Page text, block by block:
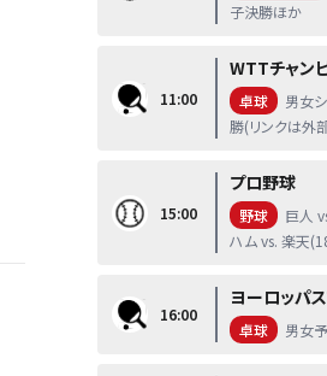
子決勝ほか
11:00
WTTチャン
卓球
男女
勝(リンクは外
15:00
プロ野球
野球
巨人
ハム vs. 楽天
16:00
ヨーロッパ
卓球 男女